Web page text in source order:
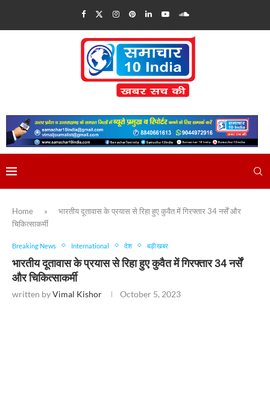
Home »
भारतीय दूतावास के प्रयास से रिहा हुए कुवैत में गिरफ्तार 34 नर्सें और
चिकित्साकर्मी
Breaking News International देश बड़ी खबर
भारतीय दूतावास के प्रयास से रिहा हुए कुवैत में गिरफ्तार 34 नर्सें
और चिकित्साकर्मी
written byVimal Kishor October 5, 2023